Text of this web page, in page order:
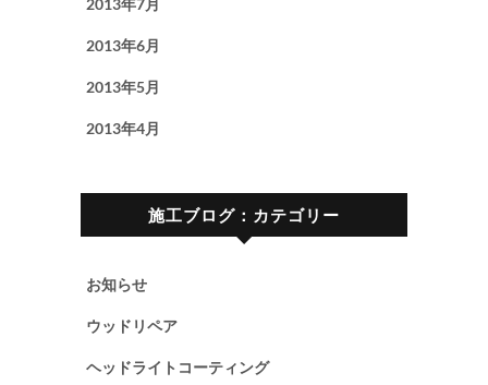
2013年7月
2013年6月
2013年5月
2013年4月
施工ブログ：カテゴリー
お知らせ
ウッドリペア
ヘッドライトコーティング